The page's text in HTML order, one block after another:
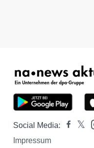
Social Media:
Impressum